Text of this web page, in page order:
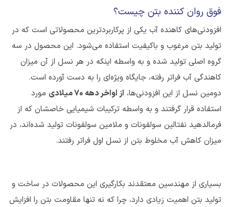
فوق روان کننده بتن چیست؟
افزودنی‌های کاهنده آب یکی از پرکاربردترین محصولاتی است که در
تولید بتن مرغوب و باکیفیت استفاده می‌شود. این محصول در سه
گروه اصلی تولید شده و به واسطه اینکه در هر نسل از آن میزان
کاهندگی آب فراتر رفته، جایگاه ویژه‌ای را به دست آورده است.
دومین نسل از این افزودنی‌ها، از اواخر دهه 70 میلادی
مورد
استفاده قرار گرفتند و به واسطه ترکیبات شیمیایی خاصشان که از
فرمالدهید نفتالین سولفونات و ملامین سولفونات تولید شده‌اند، در
میزان کاهش آب مخلوط بتن از نسل اول فراتر رفتند.
بسیاری از مهندسین معتقدند بکارگیری این محصولات در ساخت و
تولید بتن اهمیت زیادی دارد، چرا که نه تنها مقاومت بتن را افزایش